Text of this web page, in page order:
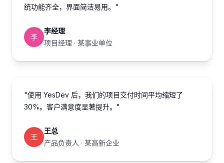
统功能齐全，界面简洁易用。"
李
李经理
项目经理 · 某事业单位
"使用 YesDev 后，我们的项目交付时间平均缩短了
30%。客户满意度显著提升。"
王
王总
产品负责人 · 某高新企业